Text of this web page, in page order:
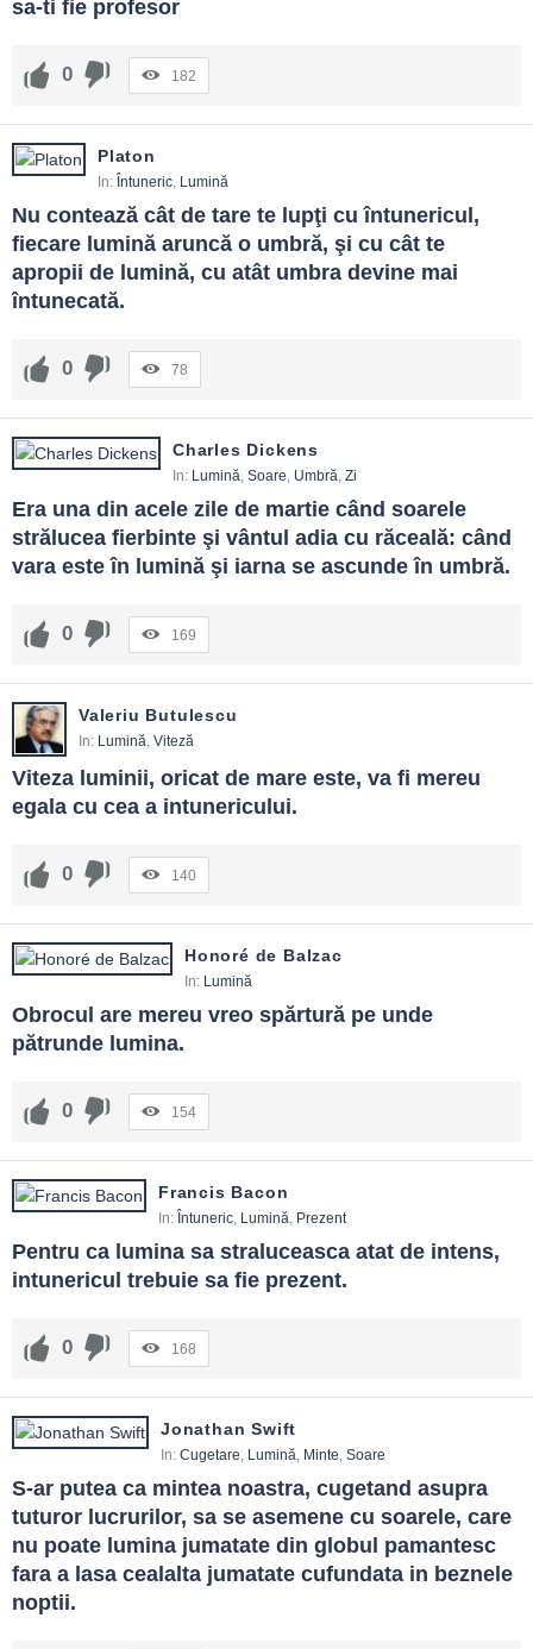
Aprinde o lumină mică zilnic: un gest, un cuvânt bun.
FAQ și reflecții finale
Descrii faptele, pui întrebări sincere, propui o cale și rămâi
disponibil.
Ce fac când eu nu văd clar?
Încetinești, ceri ajutor, formulezi ipoteze și testezi pe scară mică.
E bine să spun tot adevărul imediat?
oameni.
Cum devin mai clar în vorbire?
Scrii înainte de a vorbi, tai surplusul și folosești exemple concrete.
Lumina și speranța sunt naive?
Nu, dacă includ realitatea întreagă. Ele curagiază acțiunea, nu o
sa-ti fie profesor
0 182
Platon
In: Întuneric, Lumină
Nu contează cât de tare te lupţi cu întunericul,
fiecare lumină aruncă o umbră, şi cu cât te
apropii de lumină, cu atât umbra devine mai
întunecată.
0 78
Charles Dickens
In: Lumină, Soare, Umbră, Zi
Era una din acele zile de martie când soarele
strălucea fierbinte şi vântul adia cu răceală: când
vara este în lumină şi iarna se ascunde în umbră.
0 169
Valeriu Butulescu
In: Lumină, Viteză
Viteza luminii, oricat de mare este, va fi mereu
egala cu cea a intunericului.
0 140
Honoré de Balzac
In: Lumină
Obrocul are mereu vreo spărtură pe unde
pătrunde lumina.
0 154
Francis Bacon
In: Întuneric, Lumină, Prezent
Pentru ca lumina sa straluceasca atat de intens,
intunericul trebuie sa fie prezent.
0 168
Jonathan Swift
In: Cugetare, Lumină, Minte, Soare
S-ar putea ca mintea noastra, cugetand asupra
tuturor lucrurilor, sa se asemene cu soarele, care
nu poate lumina jumatate din globul pamantesc
fara a lasa cealalta jumatate cufundata in beznele
noptii.